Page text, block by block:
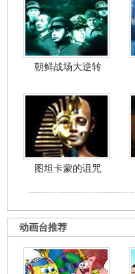
朝鲜战场大逆转
图坦卡蒙的诅咒
动画台推荐